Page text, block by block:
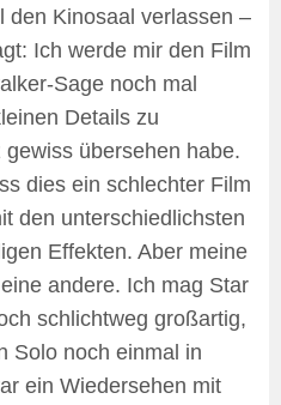
den Kinosaal verlassen –
Ich werde mir den Film
Sage noch mal
Details zu
übersehen habe.
dies ein schlechter Film
den unterschiedlichsten
Effekten. Aber meine
andere. Ich mag Star
schlichtweg großartig,
Solo noch einmal in
ein Wiedersehen mit